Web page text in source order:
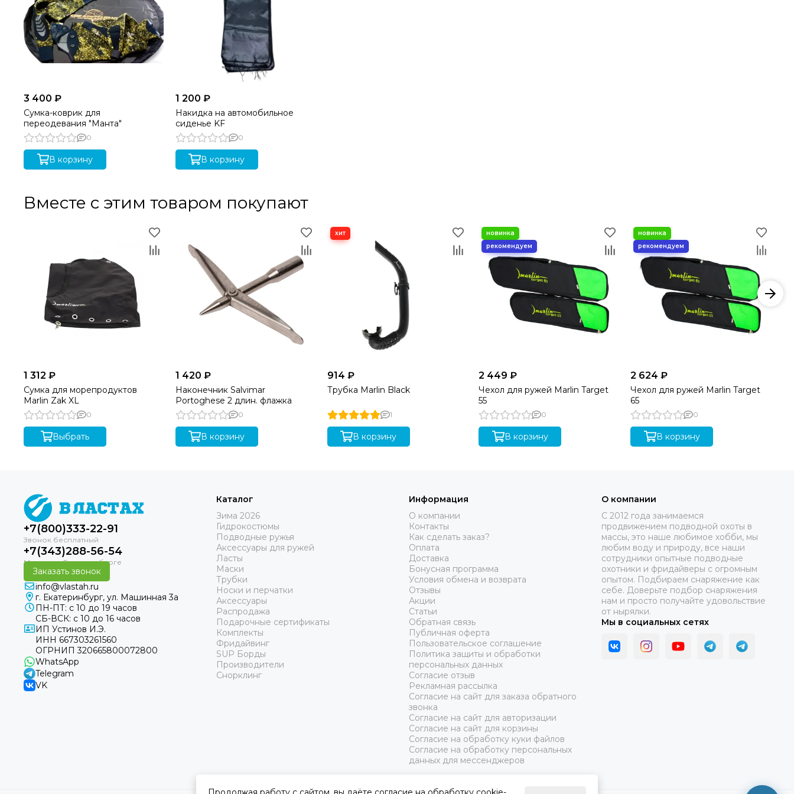
3 400 ₽
Сумка-коврик для
переодевания "Манта"
0
В корзину
1 200 ₽
Накидка на автомобильное
сиденье KF
0
В корзину
Вместе с этим товаром покупают
1 312 ₽
Сумка для морепродуктов
Marlin Zak XL
0
Выбрать
1 420 ₽
Наконечник Salvimar
Portoghese 2 длин. флажка
0
В корзину
914 ₽
Трубка Marlin Black
1
В корзину
2 449 ₽
Чехол для ружей Marlin Target
55
0
В корзину
2 624 ₽
Чехол для ружей Marlin Target
65
0
В корзину
+7(800)333-22-91
+7(343)288-56-54
Заказать звонок
info@vlastah.ru
г. Екатеринбург, ул. Машинная 3а
ПН-ПТ: с 10 до 19 часов
СБ-ВСК: с 10 до 16 часов
ИП Устинов И.Э.
ИНН 667303261560
ОГРНИП 320665800072800
WhatsApp
Telegram
VK
Каталог
Зима 2026
Гидрокостюмы
Подводные ружья
Аксессуары для ружей
Ласты
Маски
Трубки
Носки и перчатки
Аксессуары
Распродажа
Подарочные сертификаты
Комплекты
Фридайвинг
SUP Борды
Производители
Снорклинг
Информация
О компании
Контакты
Как сделать заказ?
Оплата
Доставка
Бонусная программа
Условия обмена и возврата
Отзывы
Акции
Статьи
Обратная связь
Публичная оферта
Пользовательское соглашение
Политика защиты и обработки
персональных данных
Согласие отзыв
Рекламная рассылка
Согласие на сайт для заказа обратного
звонка
Согласие на сайт для авторизации
Согласие на сайт для корзины
Согласие на обработку куки файлов
Согласие на обработку персональных
данных для мессенджеров
О компании
C 2012 года занимаемся
продвижением подводной охоты в
массы, это наше любимое хобби, мы
любим воду и природу, все наши
сотрудники опытные подводные
охотники и фридайверы с огромным
опытом. Подбираем снаряжение как
себе. Доверьте подбор снаряжения
нам и просто получайте удовольствие
от нырялки.
Мы в социальных сетях